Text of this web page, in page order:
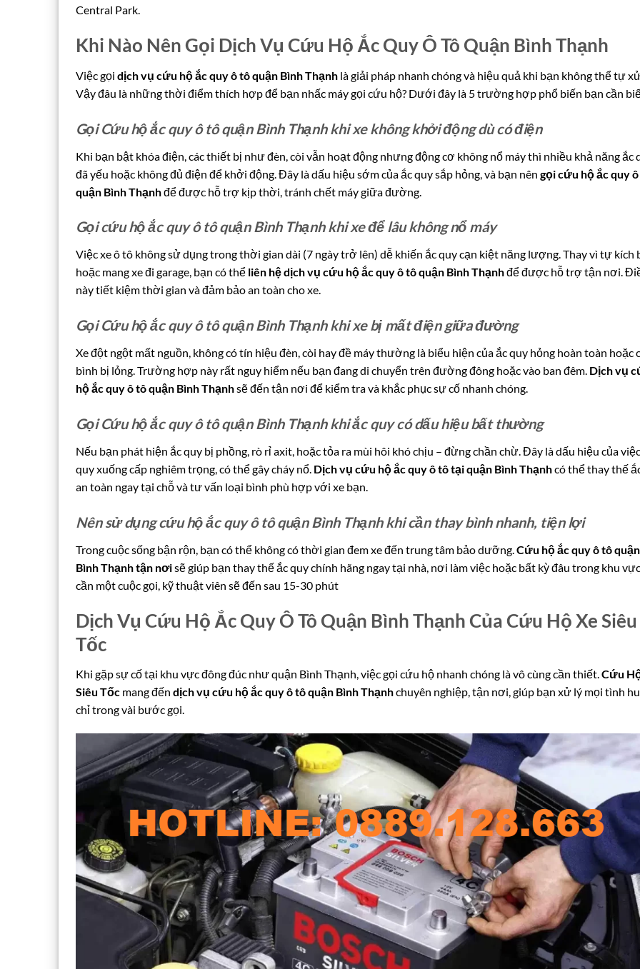
Central Park.
Khi Nào Nên Gọi Dịch Vụ Cứu Hộ Ắc Quy Ô Tô Quận Bình Thạnh
Việc gọi dịch vụ cứu hộ ắc quy ô tô quận Bình Thạnh là giải pháp nhanh chóng và hiệu quả khi bạn không thể tự
Vậy đâu là những thời điểm thích hợp để bạn nhấc máy gọi cứu hộ? Dưới đây là 5 trường hợp phổ biến bạn cần
Gọi Cứu hộ ắc quy ô tô quận Bình Thạnh khi xe không khởi động dù có điện
Khi bạn bật khóa điện, các thiết bị như đèn, còi vẫn hoạt động nhưng động cơ không nổ máy thì nhiều khả năng ắc
đã yếu hoặc không đủ điện để khởi động. Đây là dấu hiệu sớm của ắc quy sắp hỏng, và bạn nên gọi cứu hộ ắc quy
quận Bình Thạnhđể được hỗ trợ kịp thời, tránh chết máy giữa đường.
Gọi cứu hộ ắc quy ô tô quận Bình Thạnh khi xe để lâu không nổ máy
Việc xe ô tô không sử dụng trong thời gian dài (7 ngày trở lên) dễ khiến ắc quy cạn kiệt năng lượng. Thay vì tự kích
hoặc mang xe đi garage, bạn có thể liên hệ dịch vụ cứu hộ ắc quy ô tô quận Bình Thạnhđể được hỗ trợ tận nơi.
này tiết kiệm thời gian và đảm bảo an toàn cho xe.
Gọi Cứu hộ ắc quy ô tô quận Bình Thạnh khi xe bị mất điện giữa đường
Xe đột ngột mất nguồn, không có tín hiệu đèn, còi hay đề máy thường là biểu hiện của ắc quy hỏng hoàn toàn hoặc
bình bị lỏng. Trường hợp này rất nguy hiểm nếu bạn đang di chuyển trên đường đông hoặc vào ban đêm. Dịch vụ
hộ ắc quy ô tô quận Bình Thạnhsẽ đến tận nơi để kiểm tra và khắc phục sự cố nhanh chóng.
Gọi Cứu hộ ắc quy ô tô quận Bình Thạnh khi ắc quy có dấu hiệu bất thường
Nếu bạn phát hiện ắc quy bị phồng, rò rỉ axit, hoặc tỏa ra mùi hôi khó chịu – đừng chần chừ. Đây là dấu hiệu của
quy xuống cấp nghiêm trọng, có thể gây cháy nổ. Dịch vụ cứu hộ ắc quy ô tô tại quận Bình Thạnhcó thể thay thế
an toàn ngay tại chỗ và tư vấn loại bình phù hợp với xe bạn.
Nên sử dụng cứu hộ ắc quy ô tô quận Bình Thạnh khi cần thay bình nhanh, tiện lợi
Trong cuộc sống bận rộn, bạn có thể không có thời gian đem xe đến trung tâm bảo dưỡng. Cứu hộ ắc quy ô tô quận
Bình Thạnh tận nơisẽ giúp bạn thay thế ắc quy chính hãng ngay tại nhà, nơi làm việc hoặc bất kỳ đâu trong khu
cần một cuộc gọi, kỹ thuật viên sẽ đến sau 15-30 phút
Dịch Vụ Cứu Hộ Ắc Quy Ô Tô Quận Bình Thạnh Của Cứu Hộ Xe Siêu
Tốc
Khi gặp sự cố tại khu vực đông đúc như quận Bình Thạnh, việc gọi cứu hộ nhanh chóng là vô cùng cần thiết.Cứu
Siêu Tốc mang đến dịch vụ cứu hộ ắc quy ô tô quận Bình Thạnhchuyên nghiệp, tận nơi, giúp bạn xử lý mọi tình
chỉ trong vài bước gọi.